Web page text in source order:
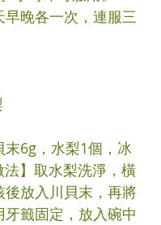
早晚各一次，連服三
末6g，水梨1個，冰
】取水梨洗淨，橫
後放入川貝末，再將
牙籤固定，放入碗中